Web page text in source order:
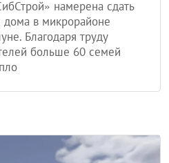
намерена сдать
дома в микрорайоне
Благодаря труду
больше 60 семей